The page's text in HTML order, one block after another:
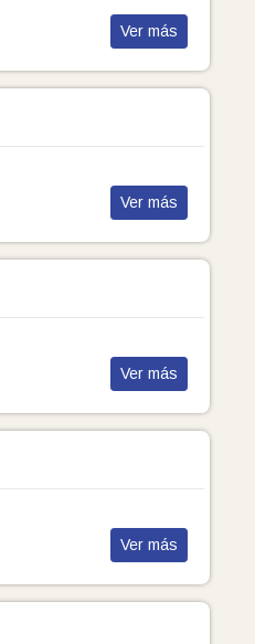
Ver más
Ver más
Ver más
Ver más